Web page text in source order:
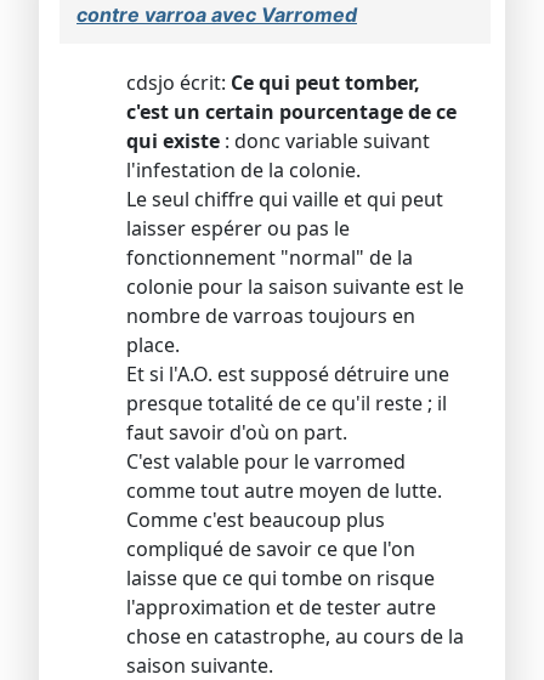
contre varroa avec Varromed
cdsjo écrit: Ce qui peut tomber,
c'est un certain pourcentage de ce
qui existe : donc variable suivant
l'infestation de la colonie.
Le seul chiffre qui vaille et qui peut
laisser espérer ou pas le
fonctionnement "normal" de la
colonie pour la saison suivante est le
nombre de varroas toujours en
place.
Et si l'A.O. est supposé détruire une
presque totalité de ce qu'il reste ; il
faut savoir d'où on part.
C'est valable pour le varromed
comme tout autre moyen de lutte.
Comme c'est beaucoup plus
compliqué de savoir ce que l'on
laisse que ce qui tombe on risque
l'approximation et de tester autre
chose en catastrophe, au cours de la
saison suivante.